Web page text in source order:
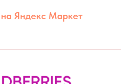
на Яндекс Маркет